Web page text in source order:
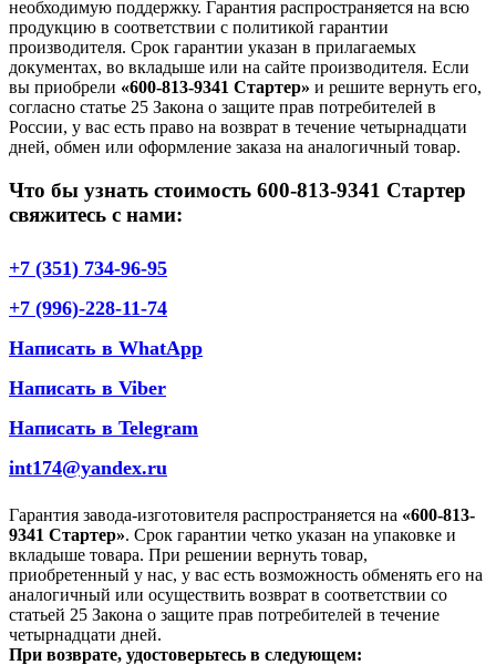
необходимую поддержку. Гарантия распространяется на всю
продукцию в соответствии с политикой гарантии
производителя. Срок гарантии указан в прилагаемых
документах, во вкладыше или на сайте производителя. Если
вы приобрели «600-813-9341 Стартер» и решите вернуть его,
согласно статье 25 Закона о защите прав потребителей в
России, у вас есть право на возврат в течение четырнадцати
дней, обмен или оформление заказа на аналогичный товар.
Что бы узнать стоимость 600-813-9341 Стартер
свяжитесь с нами:
+7 (351) 734-96-95
+7 (996)-228-11-74
Написать в WhatApp
Написать в Viber
Написать в Telegram
int174@yandex.ru
Гарантия завода-изготовителя распространяется на «600-813-
9341 Стартер». Срок гарантии четко указан на упаковке и
вкладыше товара. При решении вернуть товар,
приобретенный у нас, у вас есть возможность обменять его на
аналогичный или осуществить возврат в соответствии со
статьей 25 Закона о защите прав потребителей в течение
четырнадцати дней.
При возврате, удостоверьтесь в следующем: